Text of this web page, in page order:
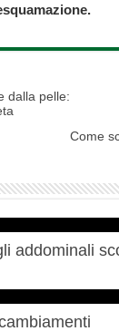
dalla pelle:
Come
addominali